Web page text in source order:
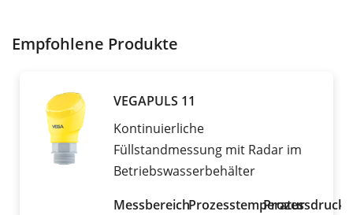
Empfohlene Produkte
VEGAPULS 11
Kontinuierliche
Füllstandmessung mit Radar im
Betriebswasserbehälter
MessbereichProzesstemperatur
Prozessdruck